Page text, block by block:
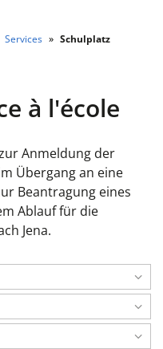
Services
Schulplatz
à l'école
Anmeldung der
Übergang an eine
Beantragung eines
Ablauf für die
Jena.